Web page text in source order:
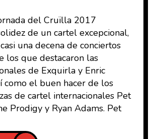
del Cruïlla 2017
de un cartel excepcional,
una decena de conciertos
los que destacaron las
de Exquirla y Enric
como el buen hacer de los
de cartel internacionales Pet
Prodigy y Ryan Adams. Pet